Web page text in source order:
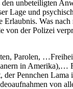
unbeteiligten
und
Erlaubnis. Was
von der Polizei
Parolen,
in Amerika),…
der Pennchen
von